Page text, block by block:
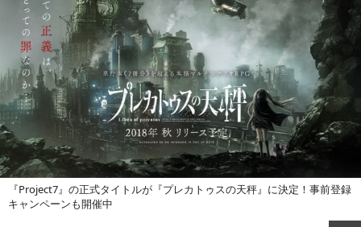
『Project7』の正式タイトルが『プレカトゥスの天秤』に決定！事前登録
キャンペーンも開催中